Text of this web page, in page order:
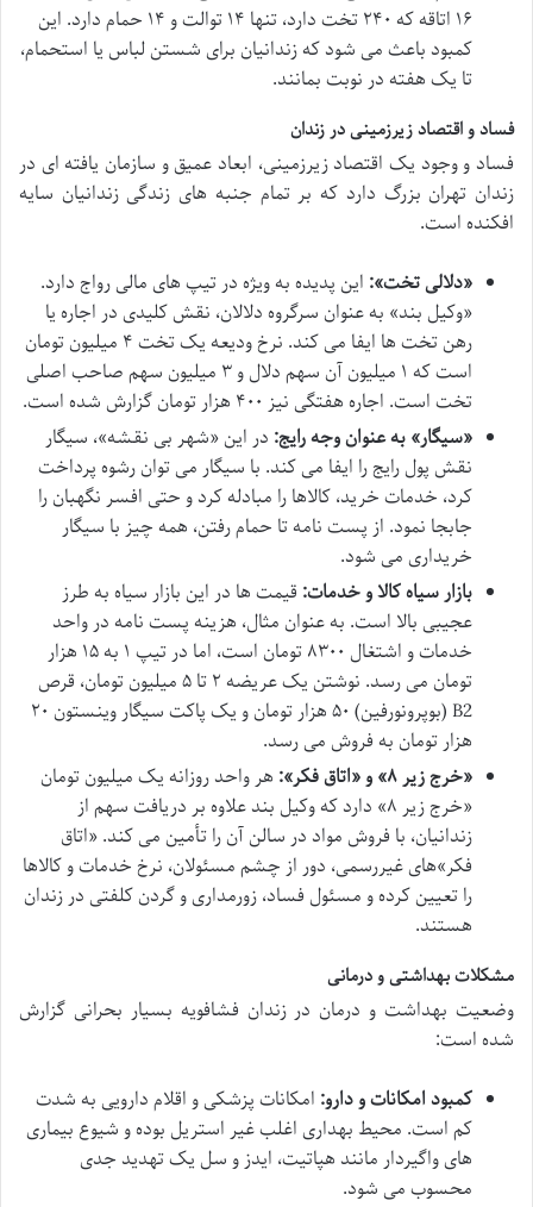
۱۶ اتاقه که ۲۴۰ تخت دارد، تنها ۱۴ توالت و ۱۴ حمام دارد. این
کمبود باعث می شود که زندانیان برای شستن لباس یا استحمام،
تا یک هفته در نوبت بمانند.
فساد و اقتصاد زیرزمینی در زندان
فساد و وجود یک اقتصاد زیرزمینی، ابعاد عمیق و سازمان یافته ای در
زندان تهران بزرگ دارد که بر تمام جنبه های زندگی زندانیان سایه
افکنده است.
«دلالی تخت»: این پدیده به ویژه در تیپ های مالی رواج دارد.
«وکیل بند» به عنوان سرگروه دلالان، نقش کلیدی در اجاره یا
رهن تخت ها ایفا می کند. نرخ ودیعه یک تخت ۴ میلیون تومان
است که ۱ میلیون آن سهم دلال و ۳ میلیون سهم صاحب اصلی
تخت است. اجاره هفتگی نیز ۴۰۰ هزار تومان گزارش شده است.
«سیگار» به عنوان وجه رایج: در این «شهر بی نقشه»، سیگار
نقش پول رایج را ایفا می کند. با سیگار می توان رشوه پرداخت
کرد، خدمات خرید، کالاها را مبادله کرد و حتی افسر نگهبان را
جابجا نمود. از پست نامه تا حمام رفتن، همه چیز با سیگار
خریداری می شود.
بازار سیاه کالا و خدمات: قیمت ها در این بازار سیاه به طرز
عجیبی بالا است. به عنوان مثال، هزینه پست نامه در واحد
خدمات و اشتغال ۸۳۰۰ تومان است، اما در تیپ ۱ به ۱۵ هزار
تومان می رسد. نوشتن یک عریضه ۲ تا ۵ میلیون تومان، قرص
B2 (بوپرونورفین) ۵۰ هزار تومان و یک پاکت سیگار وینستون ۲۰
هزار تومان به فروش می رسد.
«خرج زیر ۸» و «اتاق فکر»:
هر واحد روزانه یک میلیون تومان
«خرج زیر ۸» دارد که وکیل بند علاوه بر دریافت سهم از
زندانیان، با فروش مواد در سالن آن را تأمین می کند. «اتاق
فکر»های غیررسمی، دور از چشم مسئولان، نرخ خدمات و کالاها
را تعیین کرده و مسئول فساد، زورمداری و گردن کلفتی در زندان
هستند.
مشکلات بهداشتی و درمانی
وضعیت بهداشت و درمان در زندان فشافویه بسیار بحرانی گزارش
شده است:
کمبود امکانات و دارو: امکانات پزشکی و اقلام دارویی به شدت
کم است. محیط بهداری اغلب غیر استریل بوده و شیوع بیماری
های واگیردار مانند هپاتیت، ایدز و سل یک تهدید جدی
محسوب می شود.